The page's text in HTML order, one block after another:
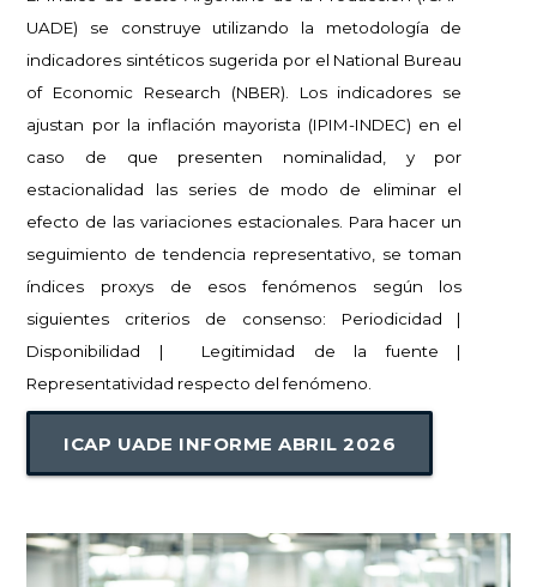
UADE) se construye utilizando la metodología de
indicadores sintéticos sugerida por el National Bureau
of Economic Research (NBER). Los indicadores se
ajustan por la inflación mayorista (IPIM-INDEC) en el
caso de que presenten nominalidad, y por
estacionalidad las series de modo de eliminar el
efecto de las variaciones estacionales. Para hacer un
seguimiento de tendencia representativo, se toman
índices proxys de esos fenómenos según los
siguientes criterios de consenso: Periodicidad |
Disponibilidad | Legitimidad de la fuente |
Representatividad respecto del fenómeno.
ICAP UADE INFORME ABRIL 2026